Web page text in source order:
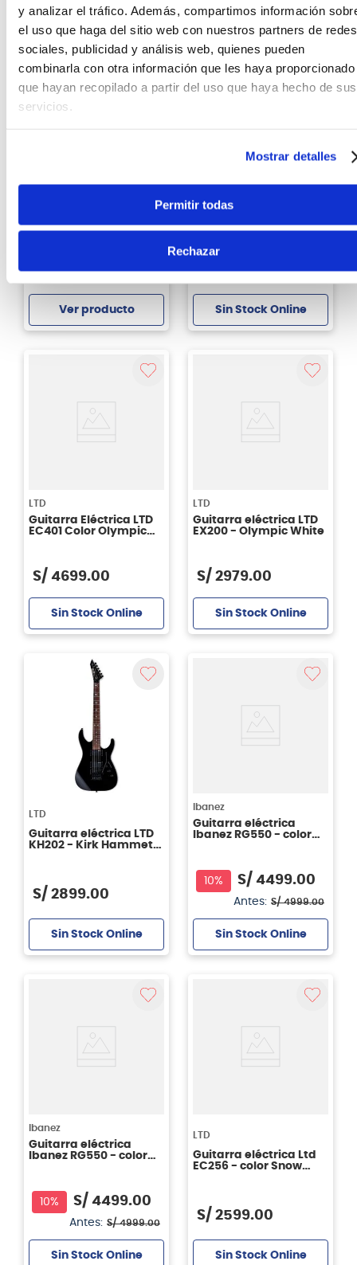
y analizar el tráfico. Además, compartimos información
el uso que haga del sitio web con nuestros partners de redes
sociales, publicidad y análisis web, quienes pueden
combinarla con otra información que les haya proporcionado
que hayan recopilado a partir del uso que haya hecho de sus
servicios.
Mostrar detalles
Permitir todas
Rechazar
Agregar Agregar
Glamberry
Ver producto
Guitarra
Color Negro
S/ 2059.00
Sin Stock Online
LTD
Guitarra Eléctrica LTD
EC401 Color Olympic
S/ 4699.00
Sin Stock Online
LTD
Guitarra eléctrica LTD
EX200 - Olympic White
S/ 2979.00
Sin Stock Online
LTD
Guitarra eléctrica LTD
KH202 - Kirk Hammett
S/ 2899.00
Sin Stock Online
Ibanez
Guitarra eléctrica
Ibanez RG550 - color
10% S/ 4499.00
Antes: S/ 4999.00
Sin Stock Online
Ibanez
Guitarra eléctrica
Ibanez RG550 - color
10% S/ 4499.00
Antes: S/ 4999.00
Sin Stock Online
LTD
Guitarra eléctrica Ltd
EC256 - color Snow
S/ 2599.00
Sin Stock Online